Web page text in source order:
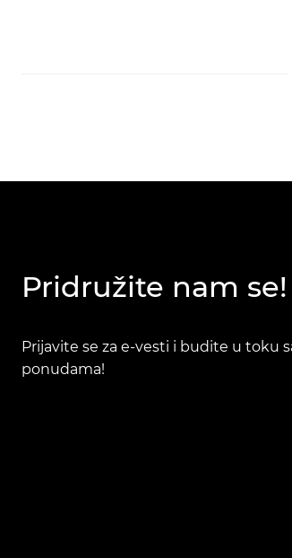
Pridružite nam se!
Prijavite se za e-vesti i budite u toku
ponudama!